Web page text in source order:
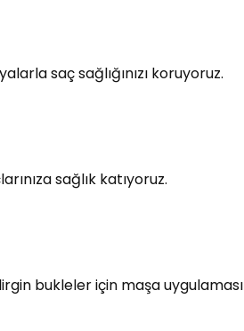
saç sağlığınızı koruyoruz.
sağlık katıyoruz.
bukleler için maşa uygulaması